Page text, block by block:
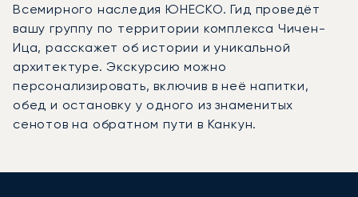
Всемирного наследия ЮНЕСКО. Гид проведёт
вашу группу по территории комплекса Чичен-
Ица, расскажет об истории и уникальной
архитектуре. Экскурсию можно
персонализировать, включив в неё напитки,
обед и остановку у одного из знаменитых
сенотов на обратном пути в Канкун.